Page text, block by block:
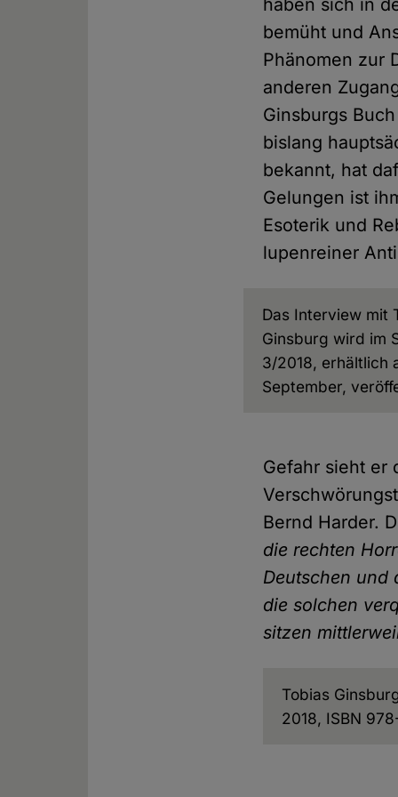
haben sich in
bemüht und
Phänomen zur
anderen
Ginsburgs
bislang
bekannt, hat
Gelungen ist
Esoterik und
lupenreiner
Das Interview mit
Ginsburg wird im
3/2018, erhältlich
September,
Gefahr sieht er
Bernd Harder.
die rechten
Deutschen und
die solchen
sitzen
Tobias
2018, ISBN